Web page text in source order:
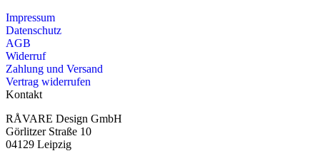
Impressum
Datenschutz
AGB
Widerruf
Zahlung und Versand
Vertrag widerrufen
Kontakt
RÅVARE Design GmbH
Görlitzer Straße 10
04129 Leipzig